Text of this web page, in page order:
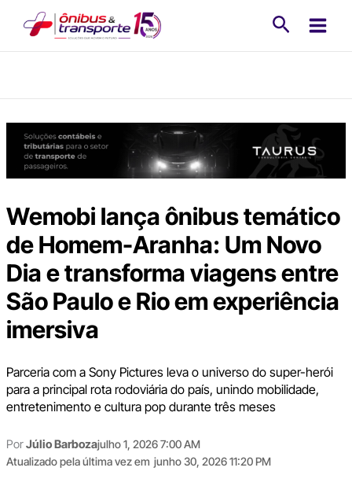
Wemobi lança ônibus temático
de Homem-Aranha: Um Novo
Dia e transforma viagens entre
São Paulo e Rio em experiência
imersiva
Parceria com a Sony Pictures leva o universo do super-herói
para a principal rota rodoviária do país, unindo mobilidade,
entretenimento e cultura pop durante três meses
PorJúlio Barbozajulho 1, 2026 7:00 AM
Atualizado pela última vez em junho 30, 2026 11:20 PM